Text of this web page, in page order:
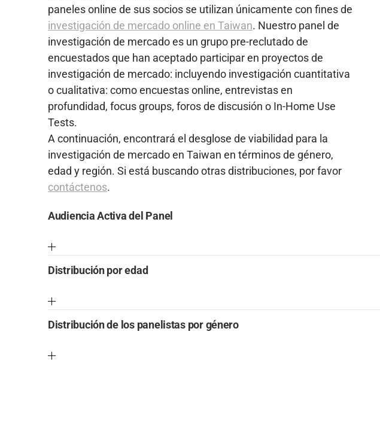
paneles online de sus socios se utilizan únicamente con fines de
investigación de mercado online en Taiwan. Nuestro panel de
investigación de mercado es un grupo pre-reclutado de
encuestados que han aceptado participar en proyectos de
investigación de mercado: incluyendo investigación cuantitativa
o cualitativa: como encuestas online, entrevistas en
profundidad, focus groups, foros de discusión o In-Home Use
Tests.
A continuación, encontrará el desglose de viabilidad para la
investigación de mercado en Taiwan en términos de género,
edad y región. Si está buscando otras distribuciones, por favor
contáctenos.
Audiencia Activa del Panel
Distribución por edad
Distribución de los panelistas por género